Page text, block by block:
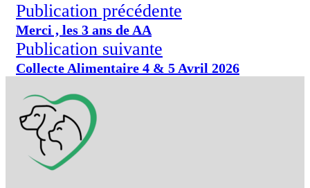
Publication précédente
Merci , les 3 ans de AA
Publication suivante
Collecte Alimentaire 4 & 5 Avril 2026